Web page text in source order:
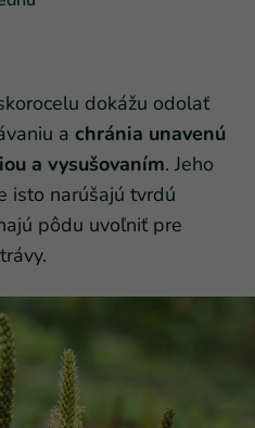
dokážu odolať
a chránia unavenú
a vysušovaním. Jeho
isto narúšajú tvrdú
pôdu uvoľniť pre